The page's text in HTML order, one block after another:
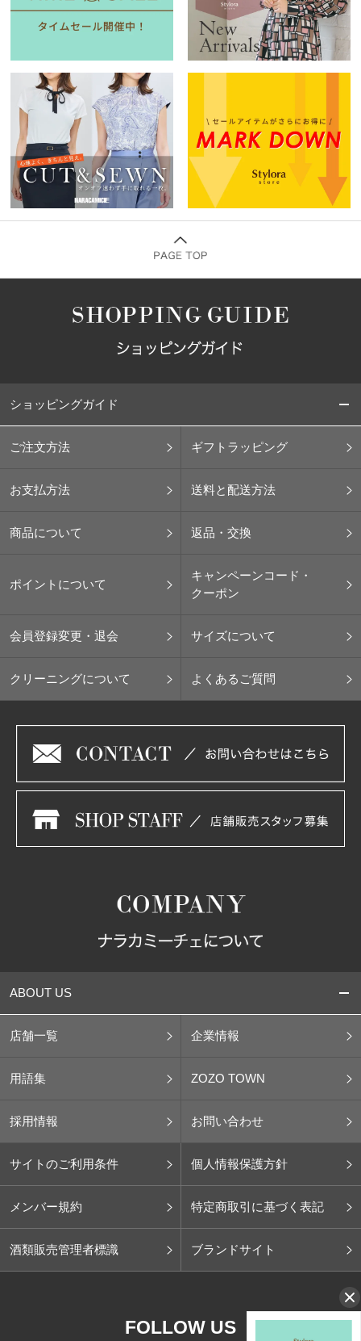
ショッピングガイド
ご注文方法 ギフトラッピング
お支払方法 送料と配送方法
商品について 返品・交換
ポイントについて
キャンペーンコード・
クーポン
会員登録変更・退会 サイズについて
クリーニングについて よくあるご質問
ABOUT US
店舗一覧 企業情報
用語集 ZOZO TOWN
採用情報 お問い合わせ
サイトのご利用条件 個人情報保護方針
メンバー規約 特定商取引に基づく表記
酒類販売管理者標識 ブランドサイト
FOLLOW US